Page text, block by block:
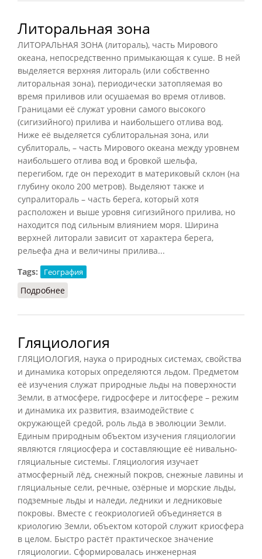
Литоральная зона
ЛИТОРАЛЬНАЯ ЗОНА (литораль), часть Мирового
океана, непосредственно примыкающая к суше. B ней
выделяется верхняя литораль (или собственно
литоральная зона), периодически затопляемая во
время приливов или осушаемая во время отливов.
Границами её служат уровни самого высокого
(сигизийного) прилива и наибольшего отлива вод.
Ниже её выделяется сублиторальная зона, или
сублитораль, – часть Мирового океана между уровнем
наибольшего отлива вод и бровкой шельфа,
перегибом, где он переходит в материковый склон (на
глубину около 200 метров). Выделяют также и
супралитораль – часть берега, который хотя
расположен и выше уровня сигизийного прилива, но
находится под сильным влиянием моря. Ширина
верхней литорали зависит от характера берега,
рельефа дна и величины прилива...
Tags:
География
Подробнее
Гляциология
ГЛЯЦИОЛОГИЯ, наука о природных системах, свойства
и динамика которых определяются льдом. Предметом
её изучения служат природные льды на поверхности
Земли, в атмосфере, гидросфере и литосфере – режим
и динамика их развития, взаимодействие с
окружающей средой, роль льда в эволюции Земли.
Единым природным объектом изучения гляциологии
являются гляциосфера и составляющие её нивально-
гляциальные системы. Гляциология изучает
атмосферный лёд, снежный покров, снежные лавины и
гляциальные сели, речные, озёрные и морские льды,
подземные льды и наледи, ледники и ледниковые
покровы. Вместе с геокриологией объединяется в
криологию Земли, объектом которой служит криосфера
в целом. Быстро растёт практическое значение
гляциологии. Сформировалась инженерная